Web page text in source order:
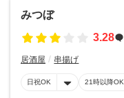
みつぼ
3.28
居酒屋 串揚げ
日祝OK 21時以降OK